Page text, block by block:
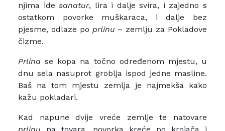
njima idesanatur, lira i dalje svira, i zajedno s
ostatkom povorke muškaraca, i dalje bez
pjesme, odlaze po prlinu – zemlju za Pokladove
čizme.
Prlinase kopa na točno određenom mjestu, u
dnu sela nasuprot groblja ispod jedne masline.
Baš na tom mjestu zemlja je najmekša kako
kažu pokladari.
Kad napune dvije vreće zemlje te natovare